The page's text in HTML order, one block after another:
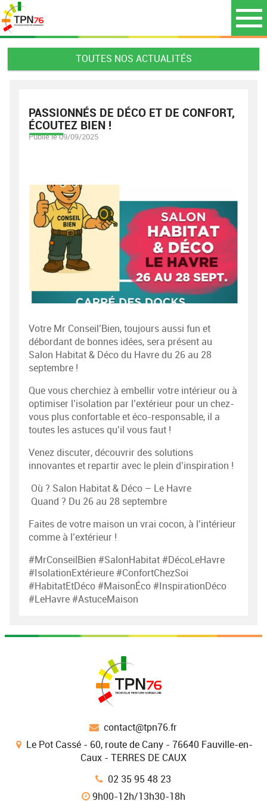
TOUTES NOS ACTUALITÉS
PASSIONNÉS DE DÉCO ET DE CONFORT,
ÉCOUTEZ BIEN !
Publié le 09/09/2025
Votre Mr Conseil’Bien, toujours aussi fun et
débordant de bonnes idées, sera présent au
Salon Habitat & Déco du Havre du 26 au 28
septembre !
Que vous cherchiez à embellir votre intérieur ou à
optimiser l’isolation par l’extérieur pour un chez-
vous plus confortable et éco-responsable, il a
toutes les astuces qu’il vous faut !
Venez discuter, découvrir des solutions
innovantes et repartir avec le plein d’inspiration !
Où ? Salon Habitat & Déco – Le Havre
Quand ? Du 26 au 28 septembre
Faites de votre maison un vrai cocon, à l’intérieur
comme à l’extérieur !
#MrConseilBien #SalonHabitat #DécoLeHavre
#IsolationExtérieure #ConfortChezSoi
#HabitatEtDéco #MaisonÉco #InspirationDéco
#LeHavre #AstuceMaison
contact@tpn76.fr
Le Pot Cassé - 60, route de Cany - 76640 Fauville-en-
Caux - TERRES DE CAUX
02 35 95 48 23
9h00-12h/13h30-18h